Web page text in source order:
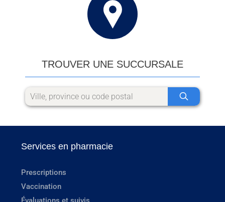
TROUVER UNE SUCCURSALE
Services en pharmacie
Prescriptions
Vaccination